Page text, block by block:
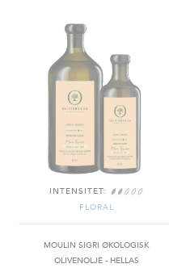
INTENSITET:
FLORAL
MOULIN SIGRI ØKOLOGISK
OLIVENOLJE - HELLAS